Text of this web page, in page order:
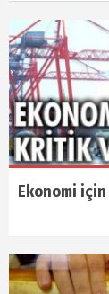
Ekonomi